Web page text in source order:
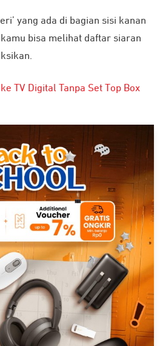
yang ada di bagian sisi kanan
bisa melihat daftar siaran
TV Digital Tanpa Set Top Box